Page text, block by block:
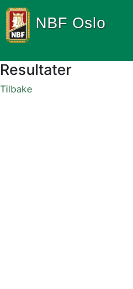
NBF Oslo
Resultater
Tilbake